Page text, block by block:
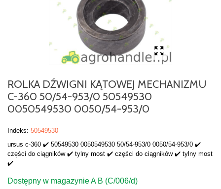
ROLKA DŹWIGNI KĄTOWEJ MECHANIZMU
C-360 50/54-953/0 50549530
0050549530 0050/54-953/0
Indeks: 50549530
ursus c-360 ✔️ 50549530 0050549530 50/54-953/0 0050/54-953/0 ✔️
części do ciągników ✔️ tylny most ✔️ części do ciągników ✔️ tylny most
✔️
Dostępny w magazynie A B (C/006/d)